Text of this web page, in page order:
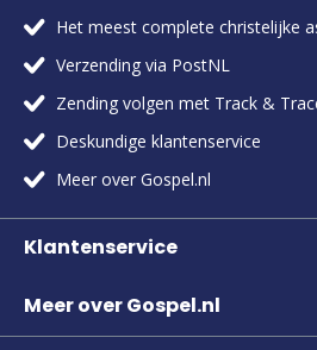
Het meest complete christelijke
Verzending via PostNL
Zending volgen met Track &
Deskundige klantenservice
Meer over Gospel.nl
Klantenservice
Meer over Gospel.nl